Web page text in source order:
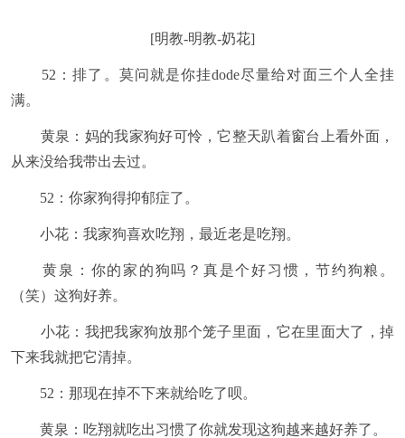
[明教-明教-奶花]
52：排了。莫问就是你挂dode尽量给对面三个人全挂
满。
黄泉：妈的我家狗好可怜，它整天趴着窗台上看外面，
从来没给我带出去过。
52：你家狗得抑郁症了。
小花：我家狗喜欢吃翔，最近老是吃翔。
黄泉：你的家的狗吗？真是个好习惯，节约狗粮。
（笑）这狗好养。
小花：我把我家狗放那个笼子里面，它在里面大了，掉
下来我就把它清掉。
52：那现在掉不下来就给吃了呗。
黄泉：吃翔就吃出习惯了你就发现这狗越来越好养了。